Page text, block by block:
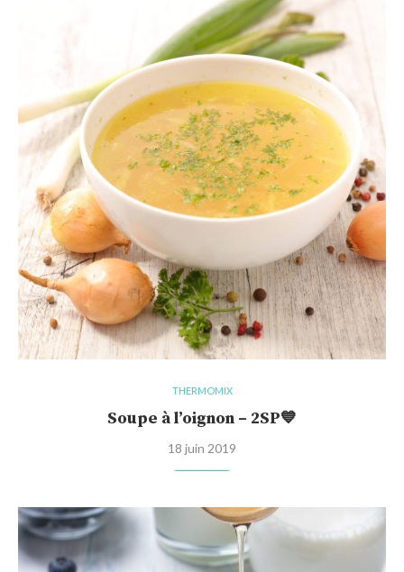
THERMOMIX
Soupe à l’oignon – 2SP💙
18 juin 2019